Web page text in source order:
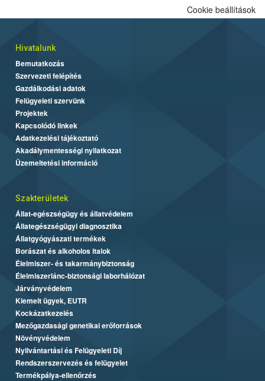
Cookie beállítások
Hivatalunk
Bemutatkozás
Szervezeti felépítés
Gazdálkodási adatok
Felügyeleti szervünk
Projektek
Kapcsolódó linkek
Adatkezelési tájékoztató
Akadálymentességi nyilatkozat
Üzemeltetési információ
Szakterületek
Állat-egészségügy és állatvédelem
Állategészségügyi diagnosztika
Állatgyógyászati termékek
Borászat és alkoholos italok
Élelmiszer- és takarmánybiztonság
Élelmiszerlánc-biztonsági laborhálózat
Járványvédelem
Kiemelt ügyek, EUTR
Kockázatkezelés
Mezőgazdasági genetikai erőforrások
Növényvédelem
Nyilvántartási és Felügyeleti Díj
Rendszerszervezés és felügyelet
Termékpálya-ellenőrzés